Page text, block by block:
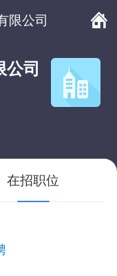
限公司
公司
在招职位